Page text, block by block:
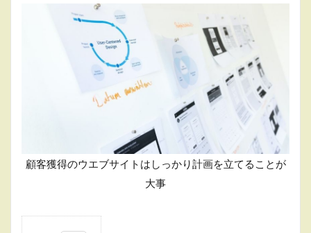
顧客獲得のウエブサイトはしっかり計画を立てることが
大事